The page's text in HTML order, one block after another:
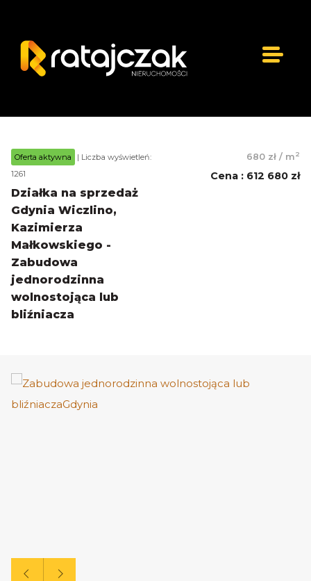
Oferta aktywna
| Liczba wyświetleń:
1261
Działka na sprzedaż
Gdynia Wiczlino,
Kazimierza
Małkowskiego -
Zabudowa
jednorodzinna
wolnostojąca lub
bliźniacza
680 zł / m2
Cena : 612 680 zł